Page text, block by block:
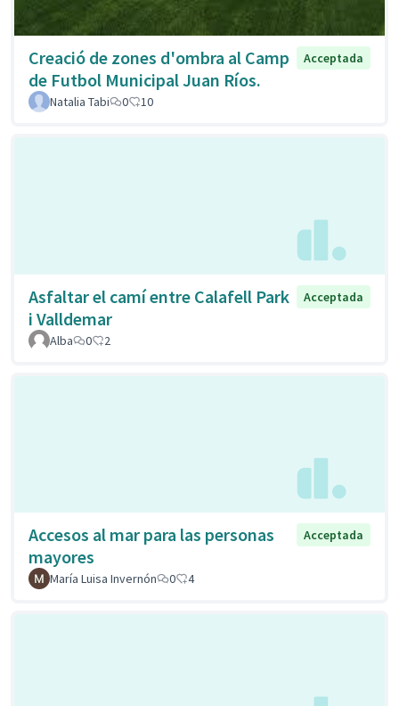
Creació de zones d'ombra al Camp
de Futbol Municipal Juan Ríos.
Acceptada
Natalia Tabi 0 10
Asfaltar el camí entre Calafell Park
i Valldemar
Acceptada
Alba 0 2
Accesos al mar para las personas
mayores
Acceptada
María Luisa Invernón 0 4